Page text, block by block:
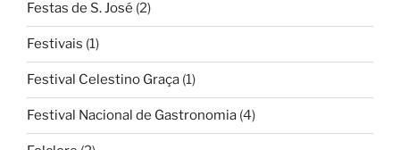
Festas de S. José (2)
Festivais (1)
Festival Celestino Graça (1)
Festival Nacional de Gastronomia (4)